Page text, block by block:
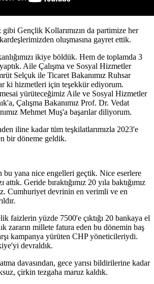
Gençlik Kollarımızın da partimize her
oluşmasına gayret ettik.
ikiye böldük. Hem de toplamda 3
Aile Çalışma ve Sosyal Hizmetler
Selçuk ile Ticaret Bakanımız Ruhsar
ki hizmetleri için teşekkür ediyorum.
yürüteceğimiz Aile ve Sosyal Hizmetler
Çalışma Bakanımız Prof. Dr. Vedat
Mehmet Muş'a başarılar diliyorum.
iline kadar tüm teşkilatlarımızla 2023'e
bir döneme geldik.
bu yana nice engelleri geçtik. Nice eserlere
attık. Geride bıraktığımız 20 yıla baktığımız
Cumhuriyet devrinin en verimli ve en
faizlerin yüzde 7500'e çıktığı 20 bankaya el
zararın millete fatura eden bu dönemin baş
kampanya yürüten CHP yöneticileriydi.
devraldık.
davasından, gece yarısı bildirilerine kadar
çirkin tezgaha maruz kaldık.